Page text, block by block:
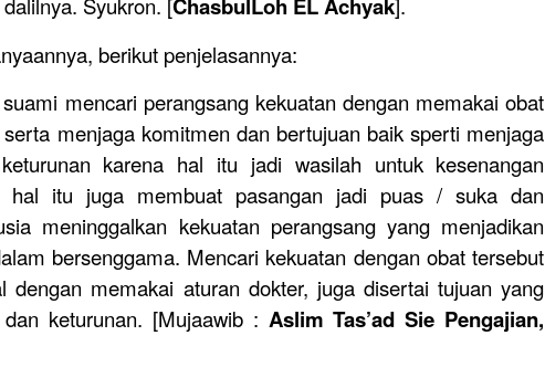
berikut penjelasannya:
mencari perangsang kekuatan dengan memakai obat
menjaga komitmen dan bertujuan baik sperti menjaga
karena hal itu jadi wasilah untuk kesenangan
hal itu juga membuat pasangan jadi puas / suka dan
meninggalkan kekuatan perangsang yang menjadikan
bersenggama. Mencari kekuatan dengan obat tersebut
dengan memakai aturan dokter, juga disertai tujuan yang
keturunan. [Mujaawib : Aslim Tas’ad Sie Pengajian,